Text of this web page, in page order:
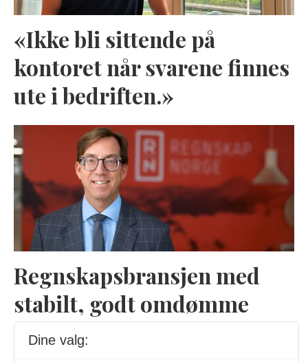
«Ikke bli sittende på
kontoret når svarene finnes
ute i bedriften.»
Regnskapsbransjen med
stabilt, godt omdømme
Dine valg: